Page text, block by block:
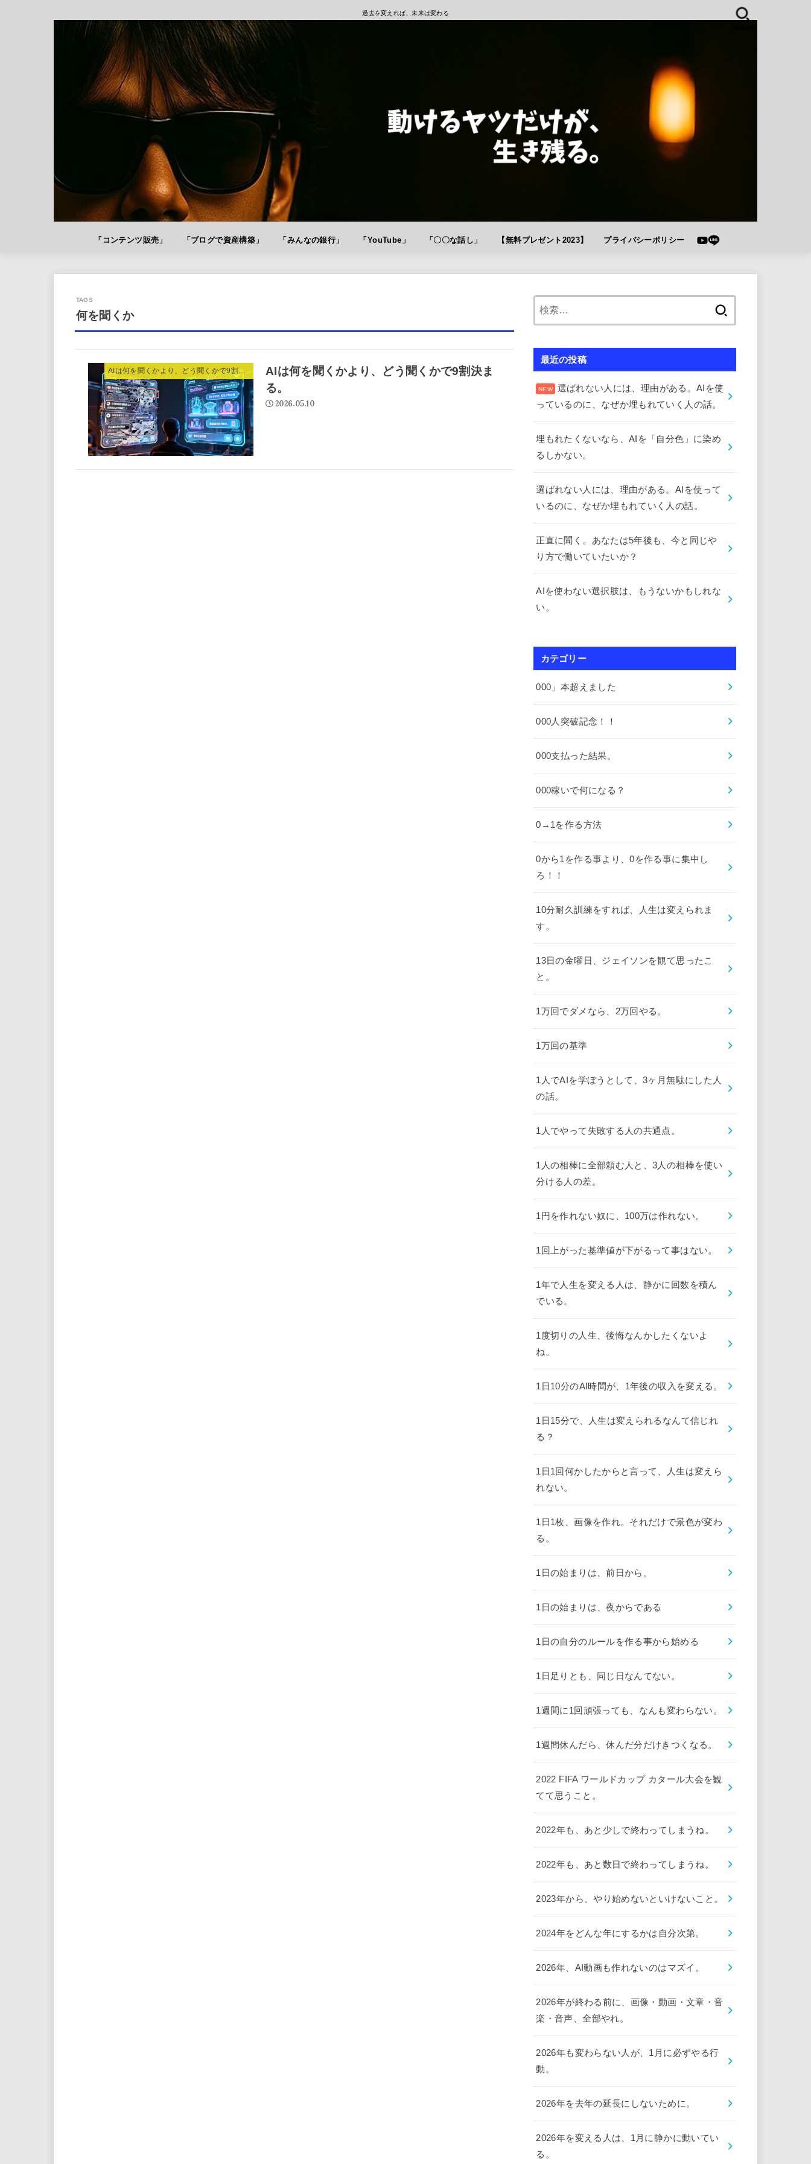
過去を変えれば、未来は変わる
「コンテンツ販売」 「ブログで資産構築」 「みんなの銀行」 「YouTube」 「〇〇な話し」 【無料プレゼント2023】 プライバシーポリシー
何を聞くか
AIは何を聞くかより、どう聞くかで9割決まる。
AIは何を聞くかより、どう聞くかで9割決ま
る。
2026.05.10
最近の投稿
選ばれない人には、理由がある。AIを使
っているのに、なぜか埋もれていく人の話。
埋もれたくないなら、AIを「自分色」に染め
るしかない。
選ばれない人には、理由がある。AIを使って
いるのに、なぜか埋もれていく人の話。
正直に聞く。あなたは5年後も、今と同じや
り方で働いていたいか？
AIを使わない選択肢は、もうないかもしれな
い。
カテゴリー
000」本超えました
000人突破記念！！
000支払った結果。
000稼いで何になる？
0→1を作る方法
0から1を作る事より、0を作る事に集中し
ろ！！
10分耐久訓練をすれば、人生は変えられま
す。
13日の金曜日、ジェイソンを観て思ったこ
と。
1万回でダメなら、2万回やる。
1万回の基準
1人でAIを学ぼうとして、3ヶ月無駄にした人
の話。
1人でやって失敗する人の共通点。
1人の相棒に全部頼む人と、3人の相棒を使い
分ける人の差。
1円を作れない奴に、100万は作れない。
1回上がった基準値が下がるって事はない。
1年で人生を変える人は、静かに回数を積ん
でいる。
1度切りの人生、後悔なんかしたくないよ
ね。
1日10分のAI時間が、1年後の収入を変える。
1日15分で、人生は変えられるなんて信じれ
る？
1日1回何かしたからと言って、人生は変えら
れない。
1日1枚、画像を作れ。それだけで景色が変わ
る。
1日の始まりは、前日から。
1日の始まりは、夜からである
1日の自分のルールを作る事から始める
1日足りとも、同じ日なんてない。
1週間に1回頑張っても、なんも変わらない。
1週間休んだら、休んだ分だけきつくなる。
2022 FIFA ワールドカップ カタール大会を観
てて思うこと。
2022年も、あと少しで終わってしまうね。
2022年も、あと数日で終わってしまうね。
2023年から、やり始めないといけないこと。
2024年をどんな年にするかは自分次第。
2026年、AI動画も作れないのはマズイ。
2026年が終わる前に、画像・動画・文章・音
楽・音声、全部やれ。
2026年も変わらない人が、1月に必ずやる行
動。
2026年を去年の延長にしないために。
2026年を変える人は、1月に静かに動いてい
る。